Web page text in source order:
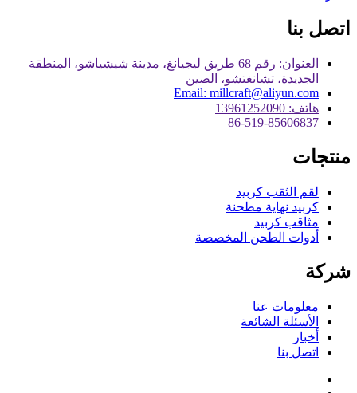
اتصل بنا
العنوان: رقم 68 طريق ليجيانغ، مدينة شيشياشو، المنطقة
الجديدة، تشانغتشو، الصين
Email: millcraft@aliyun.com
هاتف: 13961252090
86-519-85606837
منتجات
لقم الثقب كربيد
كربيد نهاية مطحنة
مثاقب كربيد
أدوات الطحن المخصصة
شركة
معلومات عنا
الأسئلة الشائعة
أخبار
اتصل بنا